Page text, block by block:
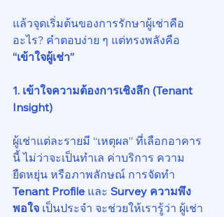
แล้วจุดเริ่มต้นของการรักษาผู้เช่าคือ
อะไร? คำตอบง่าย ๆ แต่ทรงพลังคือ
“เข้าใจผู้เช่า”
1. เข้าใจความต้องการเชิงลึก (Tenant
Insight)
ผู้เช่าแต่ละรายมี “เหตุผล” ที่เลือกอาคาร
นี้ ไม่ว่าจะเป็นทำเล ค่าบริการ ความ
ยืดหยุ่น หรือภาพลักษณ์ การจัดทำ
Tenant Profile และ Survey ความพึง
พอใจ เป็นประจำ จะช่วยให้เรารู้ว่า ผู้เช่า